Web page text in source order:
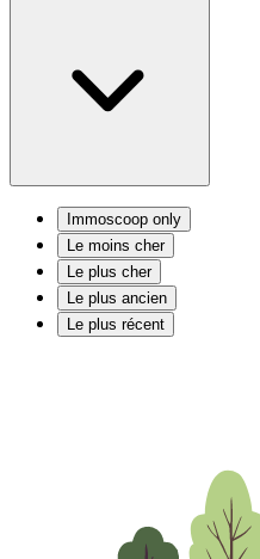
Immoscoop only
Le moins cher
Le plus cher
Le plus ancien
Le plus récent